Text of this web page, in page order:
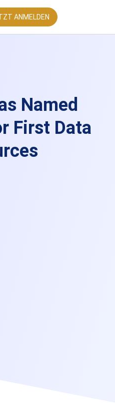
ANMELDEN
Named
First Data